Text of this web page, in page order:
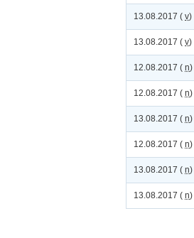
13.08.2017 ( v)
13.08.2017 ( v)
12.08.2017 ( n)
12.08.2017 ( n)
13.08.2017 ( n)
12.08.2017 ( n)
13.08.2017 ( n)
13.08.2017 ( n)